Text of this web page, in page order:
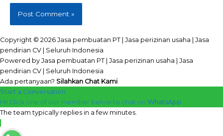
Copyright © 2026 Jasa pembuatan PT | Jasa perizinan usaha | Jasa
pendirian CV | Seluruh Indonesia
Powered by Jasa pembuatan PT | Jasa perizinan usaha | Jasa
pendirian CV | Seluruh Indonesia
Ada pertanyaan? Silahkan Chat Kami
Start a Conversation
Hi! Click one of our member below to chat on WhatsApp
The team typically replies in a few minutes.